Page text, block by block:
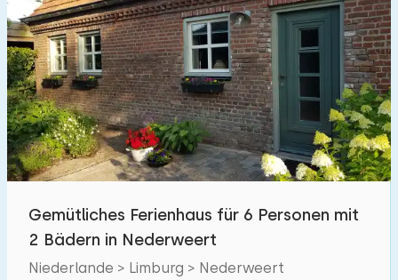
Gemütliches Ferienhaus für 6 Personen mit
2 Bädern in Nederweert
Niederlande > Limburg > Nederweert